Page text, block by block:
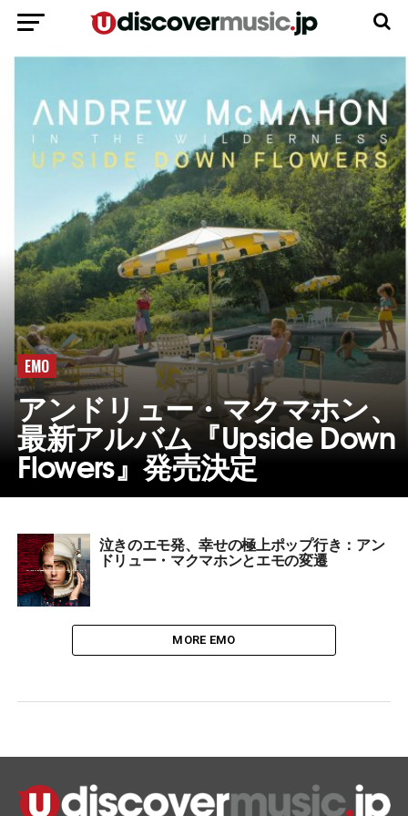
EMO
アンドリュー・マクマホン、
最新アルバム『Upside Down
Flowers』発売決定
泣きのエモ発、幸せの極上ポップ行き：アン
ドリュー・マクマホンとエモの変遷
MORE EMO